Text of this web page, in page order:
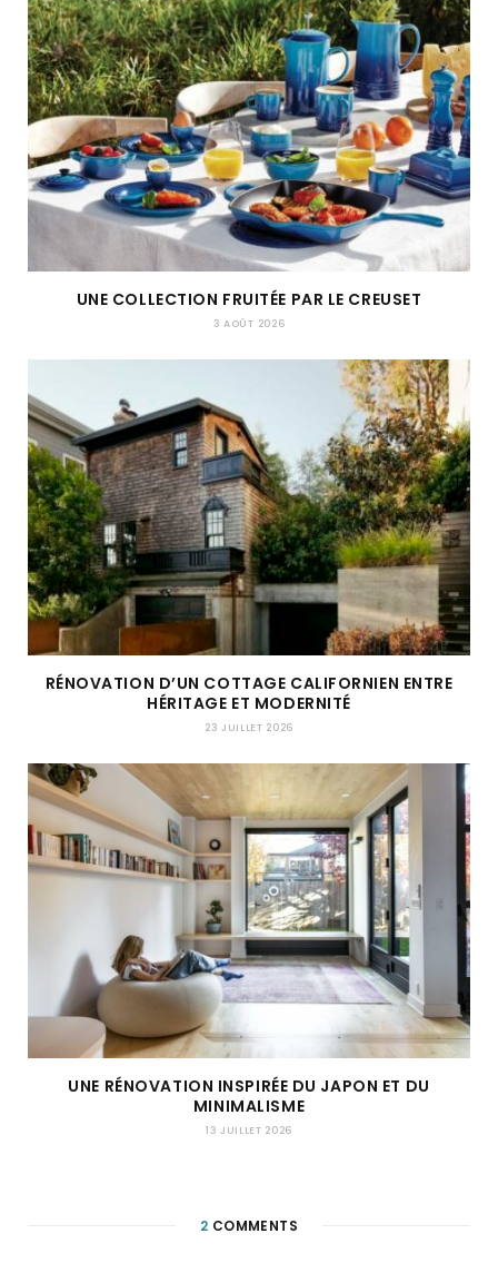
UNE COLLECTION FRUITÉE PAR LE CREUSET
3 AOÛT 2026
RÉNOVATION D’UN COTTAGE CALIFORNIEN ENTRE
HÉRITAGE ET MODERNITÉ
23 JUILLET 2026
UNE RÉNOVATION INSPIRÉE DU JAPON ET DU
MINIMALISME
13 JUILLET 2026
2 COMMENTS